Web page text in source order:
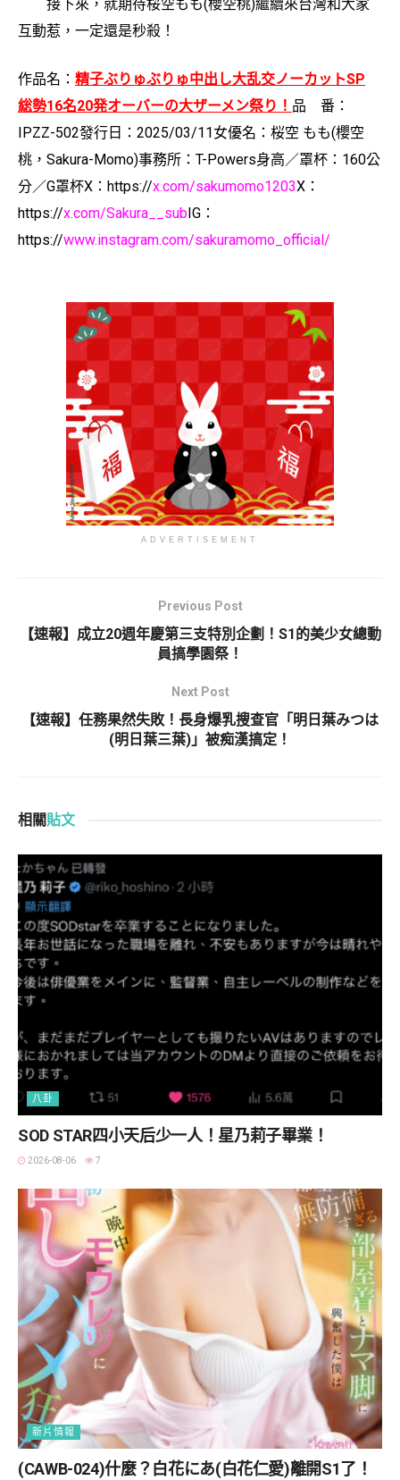
接下來，就期待桜空もも(櫻空桃)繼續來台灣和大家
互動惹，一定還是秒殺！
作品名： 精子ぶりゅぶりゅ中出し大乱交ノーカットSP
総勢16名20発オーバーの大ザーメン祭り！ 品 番：
IPZZ-502發行日：2025/03/11女優名：桜空 もも(櫻空
桃，Sakura-Momo)事務所：T-Powers身高／罩杯：160公
分／G罩杯X： https://x.com/sakumomo1203X：
https://x.com/Sakura__subIG ：
https://www.instagram.com/sakuramomo_official/
ADVERTISEMENT
Previous Post
【速報】成立20週年慶第三支特別企劃！S1的美少女總動
員搞學園祭！
Next Post
【速報】任務果然失敗！長身爆乳搜查官「明日葉みつは
(明日葉三葉)」被痴漢搞定！
相關貼文
八卦
SOD STAR四小天后少一人！星乃莉子畢業！
2026-08-06 7
新片情報
(CAWB-024)什麼？白花にあ(白花仁愛)離開S1了！